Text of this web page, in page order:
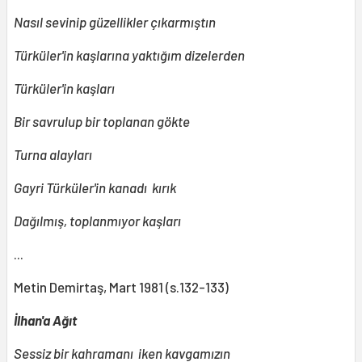
Nasıl sevinip güzellikler çıkarmıştın
Türküler'in kaşlarına yaktığım dizelerden
Türküler'in kaşları
Bir savrulup bir toplanan gökte
Turna alayları
Gayri Türküler'in kanadı kırık
Dağılmış, toplanmıyor kaşları
...
Metin Demirtaş, Mart 1981 (s.132-133)
İlhan'a Ağıt
Sessiz bir kahramanı iken kavgamızın